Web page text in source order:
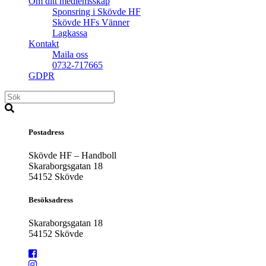
Sponsring i Skövde HF
Skövde HFs Vänner
Lagkassa
Kontakt
Maila oss
0732-717665
GDPR
Postadress
Skövde HF – Handboll
Skaraborgsgatan 18
54152 Skövde
Besöksadress
Skaraborgsgatan 18
54152 Skövde